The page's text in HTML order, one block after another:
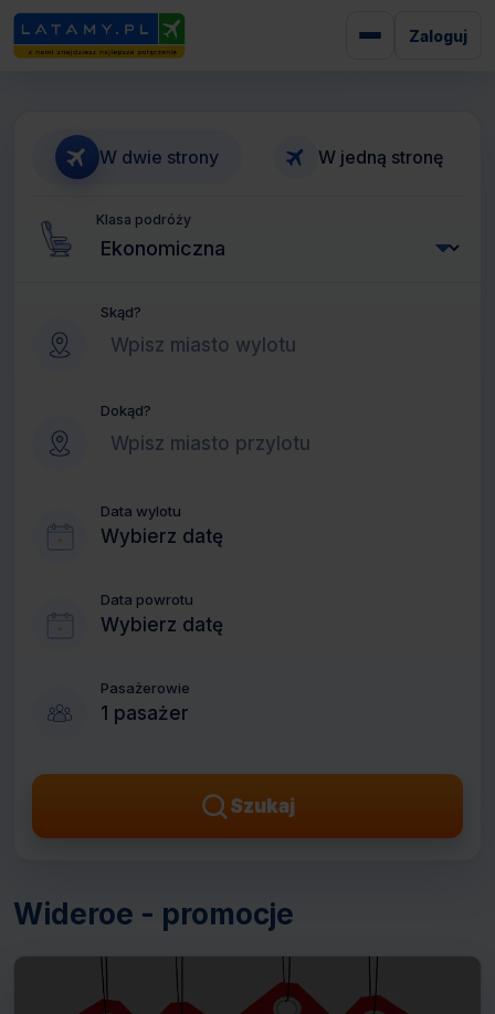
Zaloguj
W dwie strony W jedną stronę
Klasa podróży
Skąd?
Dokąd?
Data wylotu
Wybierz datę
Data powrotu
Wybierz datę
Pasażerowie
1 pasażer
Szukaj
Wideroe - promocje